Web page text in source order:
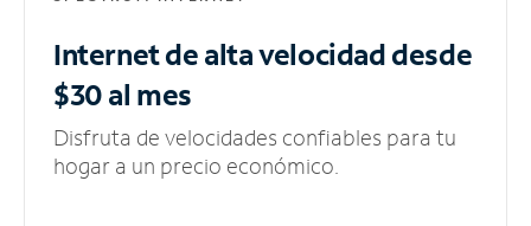
Internet de alta velocidaddesde
$30 al mes
Disfruta de velocidades confiables para tu
hogar a un precio económico.